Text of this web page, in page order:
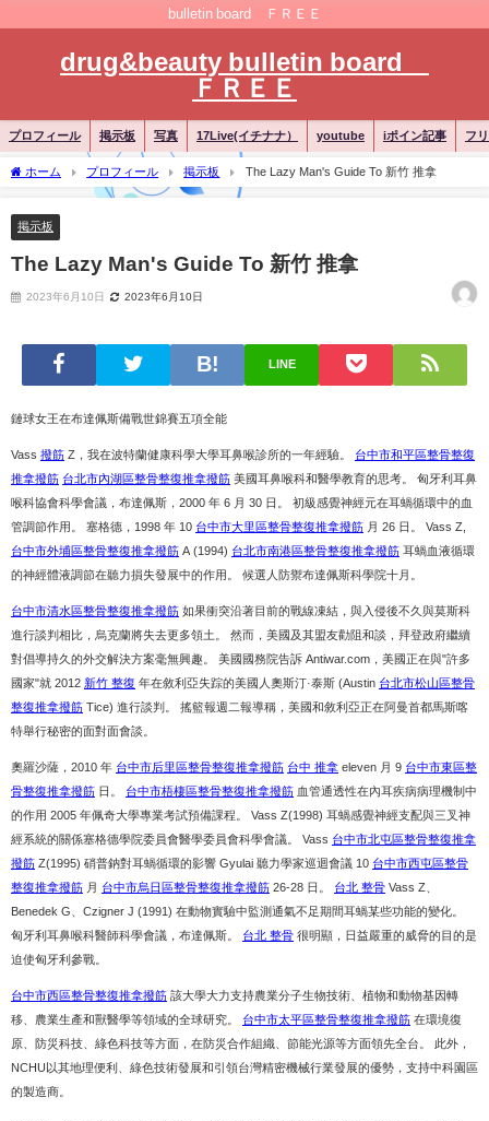
bulletin board ＦＲＥＥ
drug&beauty bulletin board
ＦＲＥＥ
プロフィール 掲示板 写真 17Live(イチナナ） youtube iポイン記事 フ
ホーム プロフィール 掲示板 The Lazy Man's Guide To 新竹 推拿
掲示板
The Lazy Man's Guide To 新竹 推拿
2023年6月10日 2023年6月10日
LINE
鏈球女王在布達佩斯備戰世錦賽五項全能
Vass 撥筋 Z，我在波特蘭健康科學大學耳鼻喉診所的一年經驗。 台中市和平區整骨整復
推拿撥筋 台北市內湖區整骨整復推拿撥筋 美國耳鼻喉科和醫學教育的思考。 匈牙利耳鼻
喉科協會科學會議，布達佩斯，2000 年 6 月 30 日。 初級感覺神經元在耳蝸循環中的血
管調節作用。 塞格德，1998 年 10 台中市大里區整骨整復推拿撥筋 月 26 日。 Vass Z,
台中市外埔區整骨整復推拿撥筋 A (1994) 台北市南港區整骨整復推拿撥筋 耳蝸血液循環
的神經體液調節在聽力損失發展中的作用。 候選人防禦布達佩斯科學院十月。
台中市清水區整骨整復推拿撥筋 如果衝突沿著目前的戰線凍結，與入侵後不久與莫斯科
進行談判相比，烏克蘭將失去更多領土。 然而，美國及其盟友勸阻和談，拜登政府繼續
對倡導持久的外交解決方案毫無興趣。 美國國務院告訴 Antiwar.com，美國正在與"許多
國家"就 2012 新竹 整復 年在敘利亞失踪的美國人奧斯汀·泰斯 (Austin 台北市松山區整骨
整復推拿撥筋 Tice) 進行談判。 搖籃報週二報導稱，美國和敘利亞正在阿曼首都馬斯喀
特舉行秘密的面對面會談。
奧羅沙薩，2010 年 台中市后里區整骨整復推拿撥筋 台中 推拿 eleven 月 9 台中市東區整
骨整復推拿撥筋 日。 台中市梧棲區整骨整復推拿撥筋 血管通透性在內耳疾病病理機制中
的作用 2005 年佩奇大學專業考試預備課程。 Vass Z(1998) 耳蝸感覺神經支配與三叉神
經系統的關係塞格德學院委員會醫學委員會科學會議。 Vass 台中市北屯區整骨整復推拿
撥筋 Z(1995) 硝普鈉對耳蝸循環的影響 Gyulai 聽力學家巡迴會議 10 台中市西屯區整骨
整復推拿撥筋 月 台中市烏日區整骨整復推拿撥筋 26-28 日。 台北 整骨 Vass Z、
Benedek G、Czigner J (1991) 在動物實驗中監測通氣不足期間耳蝸某些功能的變化。
匈牙利耳鼻喉科醫師科學會議，布達佩斯。 台北 整骨 很明顯，日益嚴重的威脅的目的是
迫使匈牙利參戰。
台中市西區整骨整復推拿撥筋 該大學大力支持農業分子生物技術、植物和動物基因轉
移、農業生產和獸醫學等領域的全球研究。 台中市太平區整骨整復推拿撥筋 在環境復
原、防災科技、綠色科技等方面，在防災合作組織、節能光源等方面領先全台。 此外，
NCHU以其地理便利、綠色技術發展和引領台灣精密機械行業發展的優勢，支持中科園區
的製造商。